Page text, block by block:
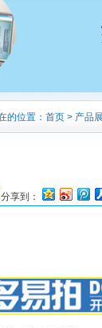
的位置：首页 > 产品
分享到：